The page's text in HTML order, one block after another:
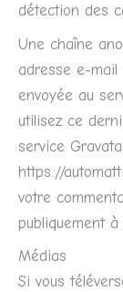
détection des
Une chaîne
adresse e-
envoyée au
utilisez ce
service
https://
votre
publiquement
Médias
Si vous